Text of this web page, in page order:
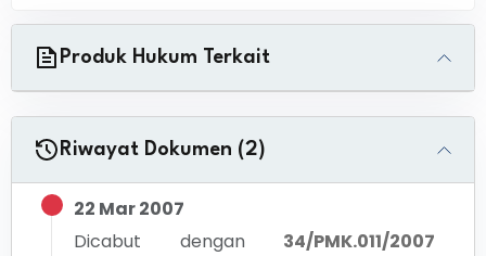
Produk Hukum Terkait
Riwayat Dokumen (2)
22 Mar 2007
Dicabut dengan
34/PMK.011/2007